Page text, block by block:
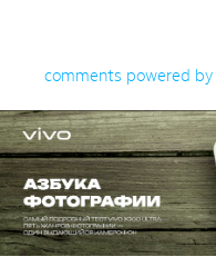
comments powered by